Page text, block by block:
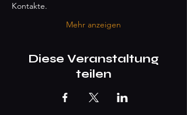
Kontakte.
Mehr anzeigen
Diese Veranstaltung
teilen